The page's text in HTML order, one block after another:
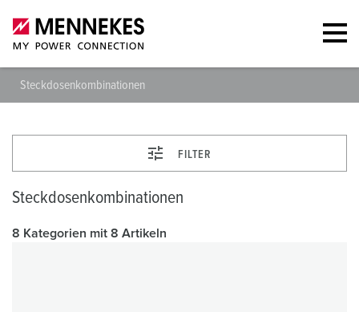
Steckdosenkombinationen
FILTER
Steckdosenkombinationen
8 Kategorien mit 8 Artikeln